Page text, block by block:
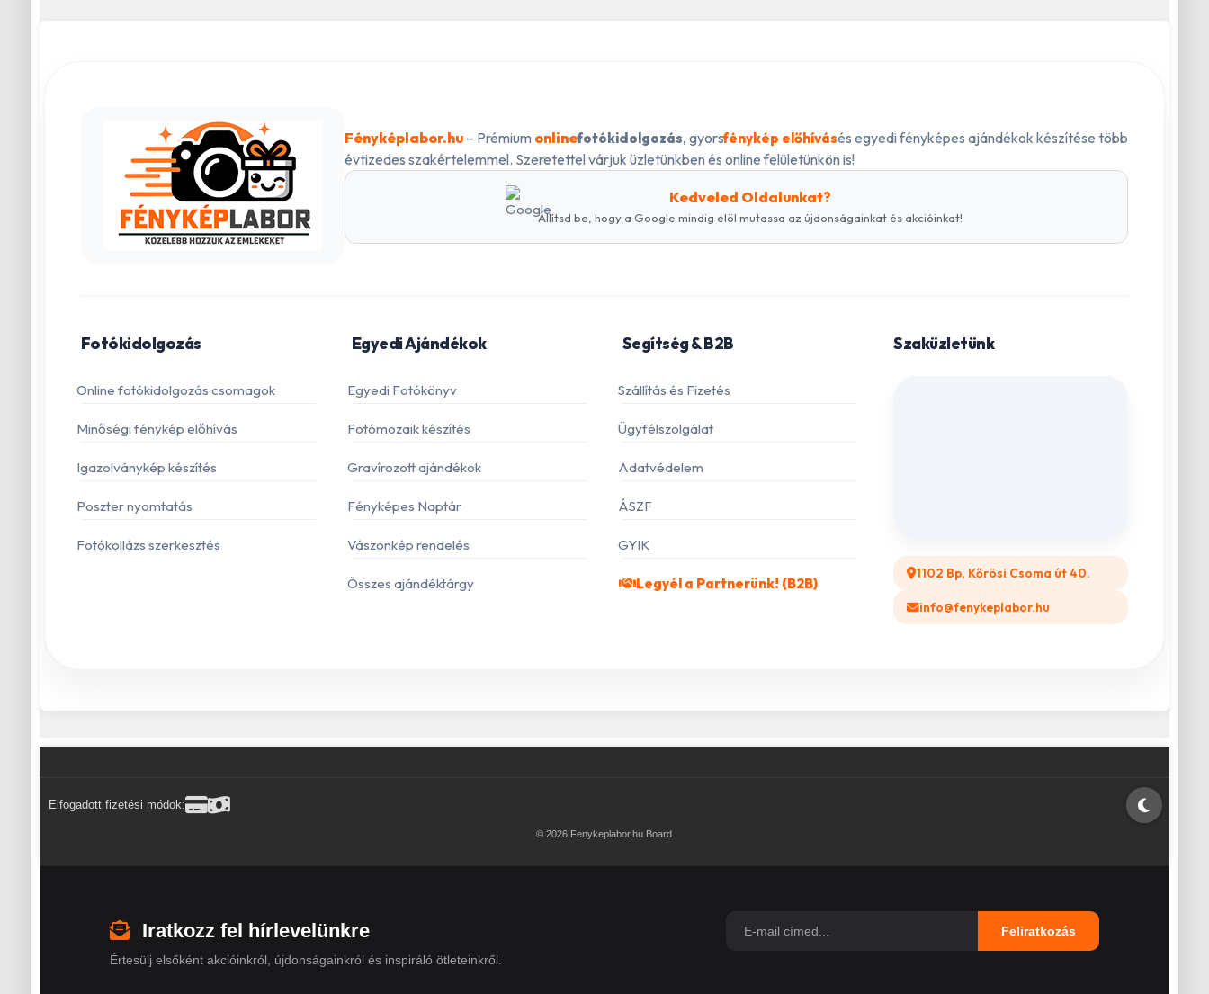
Fényképlabor.hu– Prémium onlinefotókidolgozás, gyorsfénykép előhívásés egyedi fényképes ajándékok készítése több
évtizedes szakértelemmel. Szeretettel várjuk üzletünkben és online felületünkön is!
Kedveled Oldalunkat?
Állítsd be, hogy a Google mindig elöl mutassa az újdonságainkat és akcióinkat!
Fotókidolgozás
Online fotókidolgozás csomagok
Minőségi fénykép előhívás
Igazolványkép készítés
Poszter nyomtatás
Fotókollázs szerkesztés
Egyedi Ajándékok
Egyedi Fotókönyv
Fotómozaik készítés
Gravírozott ajándékok
Fényképes Naptár
Vászonkép rendelés
Összes ajándéktárgy
Segítség & B2B
Szállítás és Fizetés
Ügyfélszolgálat
Adatvédelem
ÁSZF
GYIK
Legyél a Partnerünk! (B2B)
Szaküzletünk
1102 Bp, Kőrösi Csoma út 40.
info@fenykeplabor.hu
Elfogadott fizetési módok:
© 2026 Fenykeplabor.hu Board
Iratkozz fel hírlevelünkre
Értesülj elsőként akcióinkról, újdonságainkról és inspiráló ötleteinkről.
Feliratkozás